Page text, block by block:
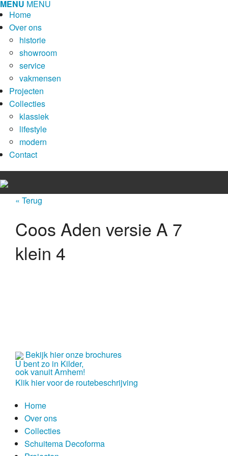
MENU MENU
Home
Over ons
historie
showroom
service
vakmensen
Projecten
Collecties
klassiek
lifestyle
modern
Contact
historie
Collecties
modern
lifestyle
klassiek
« Terug
Coos Aden versie A 7
klein 4
Bekijk hier onze brochures
U bent zo in Kilder,
ook vanuit Arnhem!
Klik hier voor de routebeschrijving
Home
Over ons
Collecties
Schuitema Decoforma